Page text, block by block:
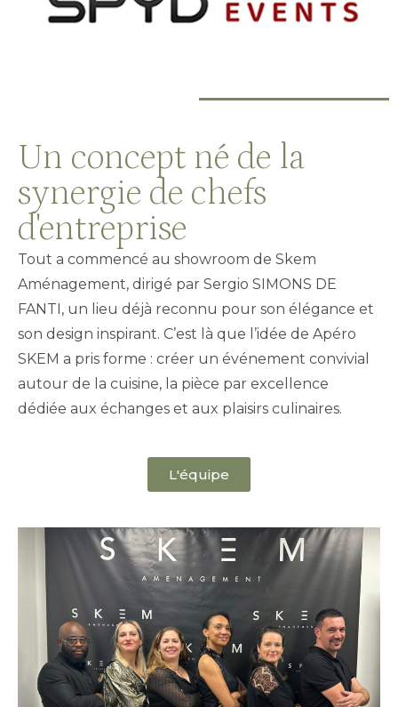
Un concept né de la
synergie de chefs
d'entreprise
Tout a commencé au showroom de Skem
Aménagement, dirigé par Sergio SIMONS DE
FANTI, un lieu déjà reconnu pour son élégance et
son design inspirant. C’est là que l’idée de Apéro
SKEM a pris forme : créer un événement convivial
autour de la cuisine, la pièce par excellence
dédiée aux échanges et aux plaisirs culinaires.
L'équipe